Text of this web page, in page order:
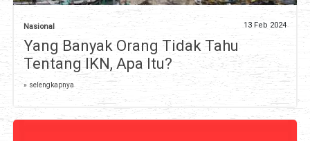
Nasional 13 Feb 2024
Yang Banyak Orang Tidak Tahu
Tentang IKN, Apa Itu?
» selengkapnya